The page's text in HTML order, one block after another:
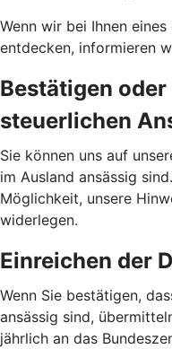
Wenn wir bei Ihnen
entdecken, informieren
Bestätigen
steuerlichen
Sie können uns auf
im Ausland ansässig
Möglichkeit, unsere
widerlegen.
Einreichen der
Wenn Sie bestätigen,
ansässig sind,
jährlich an das